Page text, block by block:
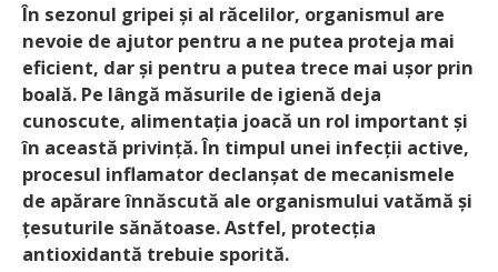
În sezonul gripei și al răcelilor, organismul are
nevoie de ajutor pentru a ne putea proteja mai
eficient, dar și pentru a putea trece mai ușor prin
boală. Pe lângă măsurile de igienă deja
cunoscute, alimentația joacă un rol important și
în această privință. În timpul unei infecții active,
procesul inflamator declanșat de mecanismele
de apărare înnăscută ale organismului vatămă și
țesuturile sănătoase. Astfel, protecția
antioxidantă trebuie sporită.